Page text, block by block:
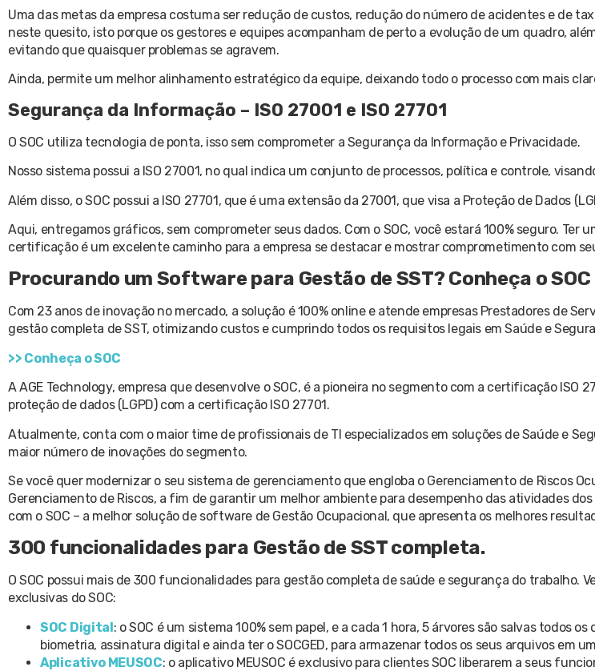
Uma das metas da empresa costuma ser redução de custos, redução do número de acidentes e de
neste quesito, isto porque os gestores e equipes acompanham de perto a evolução de um quadro,
evitando que quaisquer problemas se agravem.
Ainda, permite um melhor alinhamento estratégico da equipe, deixando todo o processo com mais
Segurança da Informação – ISO 27001 e ISO 27701
O SOC utiliza tecnologia de ponta, isso sem comprometer a Segurança da Informação e Privacidade.
Nosso sistema possui a ISO 27001, no qual indica um conjunto de processos, política e controle,
Além disso, o SOC possui a ISO 27701, que é uma extensão da 27001, que visa a Proteção de Dados
Aqui, entregamos gráficos, sem comprometer seus dados. Com o SOC, você estará 100% seguro. Ter
certificação é um excelente caminho para a empresa se destacar e mostrar comprometimento com
Procurando um Software para Gestão de SST? Conheça o SOC
Com 23 anos de inovação no mercado, a solução é 100% online e atende empresas Prestadores de
gestão completa de SST, otimizando custos e cumprindo todos os requisitos legais em Saúde e
>> Conheça o SOC
A AGE Technology, empresa que desenvolve o SOC, é a pioneira no segmento com a certificação ISO
proteção de dados (LGPD) com a certificação ISO 27701.
Atualmente, conta com o maior time de profissionais de TI especializados em soluções de Saúde e
maior número de inovações do segmento.
Se você quer modernizar o seu sistema de gerenciamento que engloba o Gerenciamento de Riscos
Gerenciamento de Riscos, a fim de garantir um melhor ambiente para desempenho das atividades
com o SOC – a melhor solução de software de Gestão Ocupacional, que apresenta os melhores
300 funcionalidades para Gestão de SST completa.
O SOC possui mais de 300 funcionalidades para gestão completa de saúde e segurança do trabalho.
exclusivas do SOC:
SOC Digital: o SOC é um sistema 100% sem papel, e a cada 1 hora, 5 árvores são salvas todos
biometria, assinatura digital e ainda ter o SOCGED, para armazenar todos os seus arquivos em
Aplicativo MEUSOC: o aplicativo MEUSOC é exclusivo para clientes SOC liberarem a seus